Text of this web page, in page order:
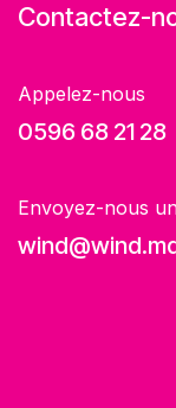
Contactez-
Appelez-nous
0596 68 21 28
Envoyez-nous